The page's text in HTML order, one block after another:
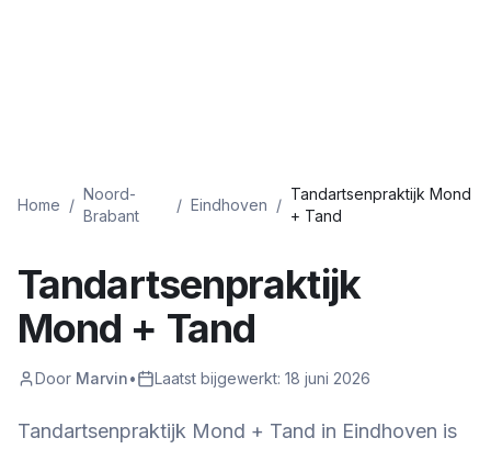
Home /
Noord-
Brabant
/ Eindhoven /
Tandartsenpraktijk Mond
+ Tand
Tandartsenpraktijk
Mond + Tand
Door Marvin• Laatst bijgewerkt: 18 juni 2026
Tandartsenpraktijk Mond + Tand in Eindhoven is